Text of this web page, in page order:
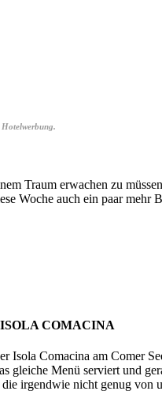
Traum erwachen zu
Woche auch ein paar mehr
COMACINA
Comacina am Comer
gleiche Menü serviert und
irgendwie nicht genug von